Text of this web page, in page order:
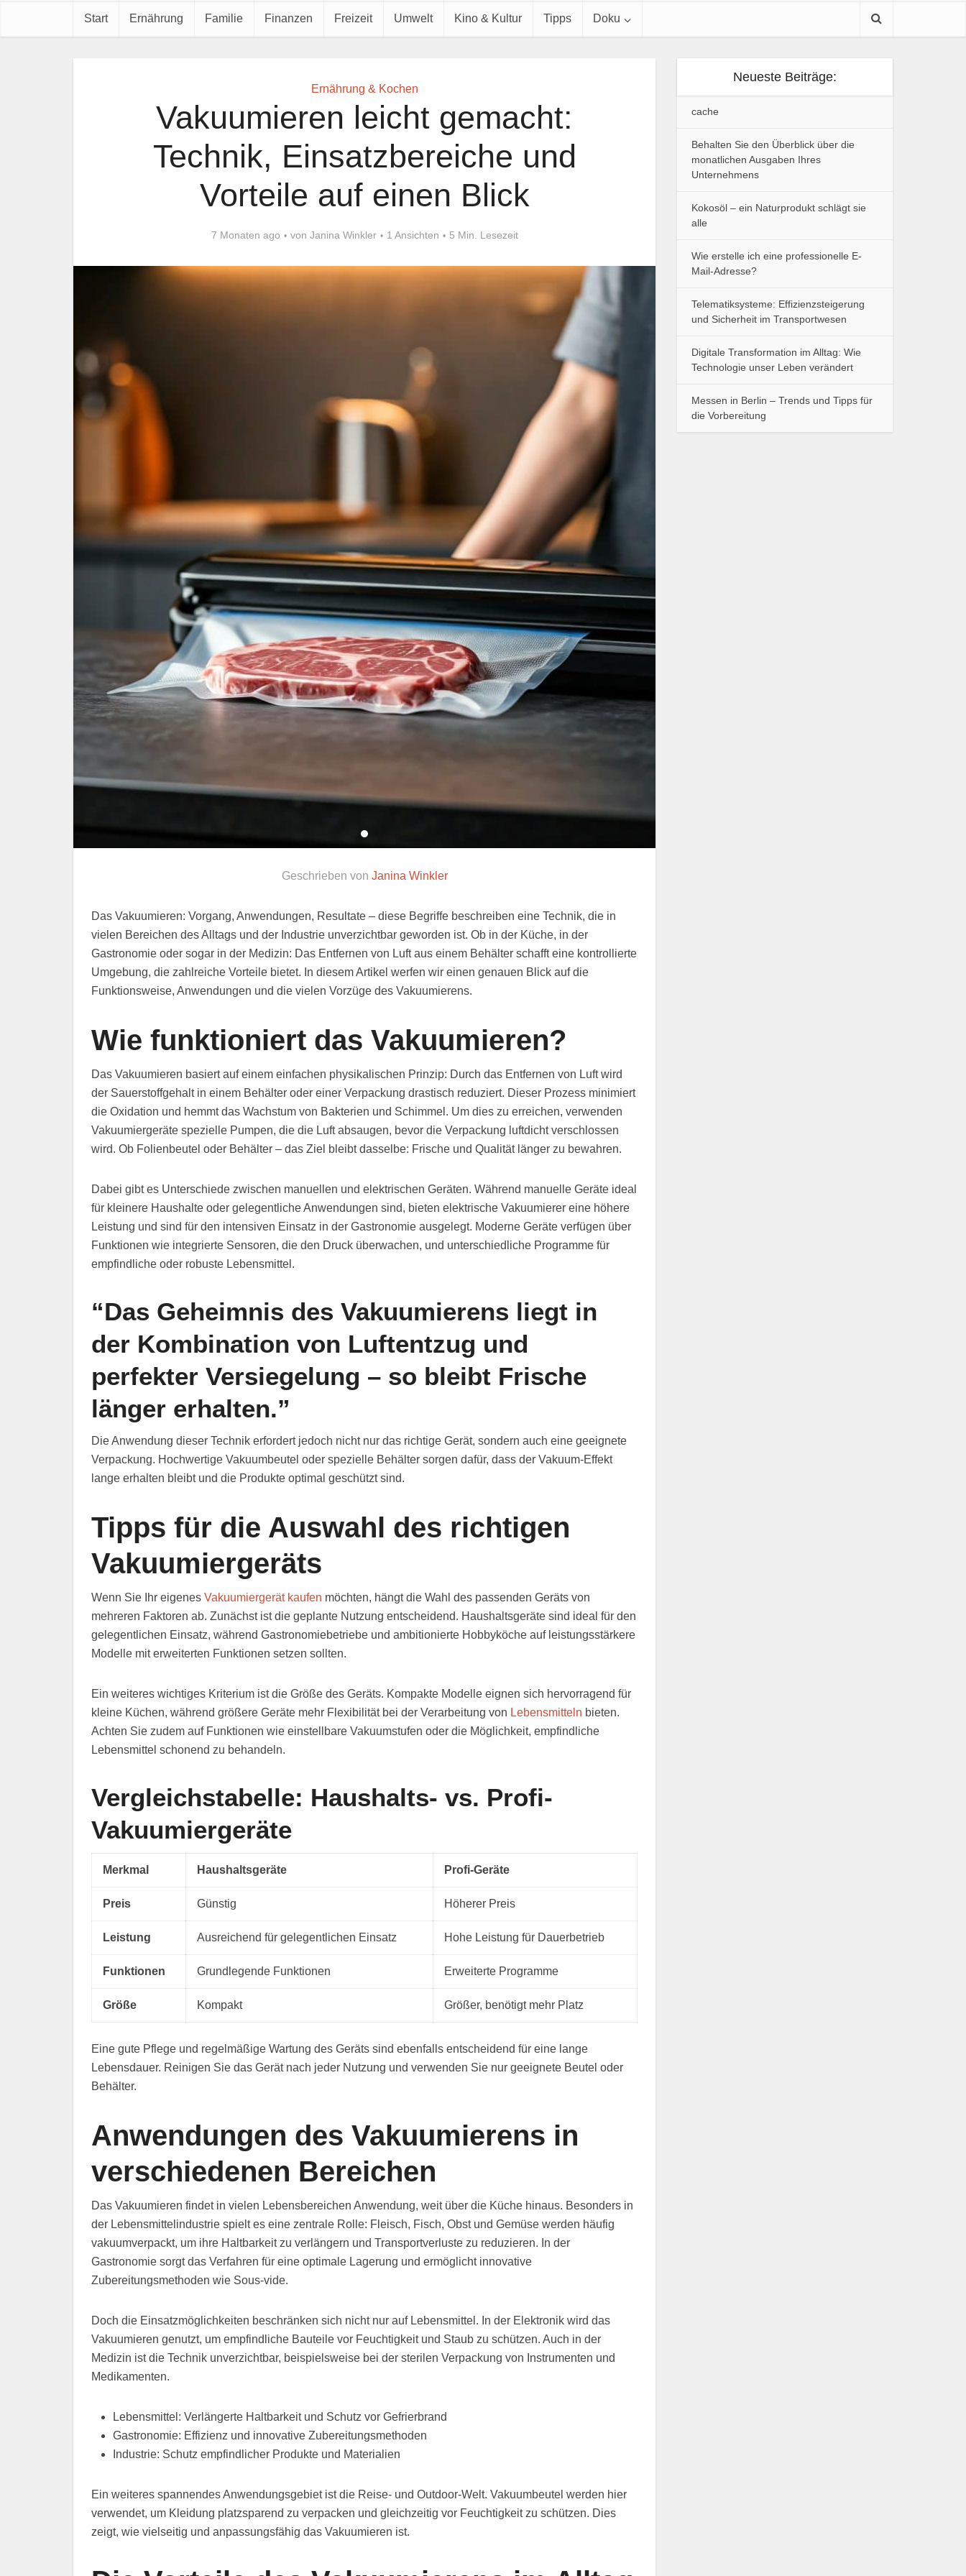
Start Ernährung Familie Finanzen Freizeit Umwelt Kino & Kultur Tipps Doku
Ernährung & Kochen
Vakuumieren leicht gemacht:
Technik, Einsatzbereiche und
Vorteile auf einen Blick
7 Monaten ago von Janina Winkler 1 Ansichten 5 Min. Lesezeit
Geschrieben von Janina Winkler
Das Vakuumieren: Vorgang, Anwendungen, Resultate – diese Begriffe beschreiben eine Technik, die in
vielen Bereichen des Alltags und der Industrie unverzichtbar geworden ist. Ob in der Küche, in der
Gastronomie oder sogar in der Medizin: Das Entfernen von Luft aus einem Behälter schafft eine kontrollierte
Umgebung, die zahlreiche Vorteile bietet. In diesem Artikel werfen wir einen genauen Blick auf die
Funktionsweise, Anwendungen und die vielen Vorzüge des Vakuumierens.
Wie funktioniert das Vakuumieren?
Das Vakuumieren basiert auf einem einfachen physikalischen Prinzip: Durch das Entfernen von Luft wird
der Sauerstoffgehalt in einem Behälter oder einer Verpackung drastisch reduziert. Dieser Prozess minimiert
die Oxidation und hemmt das Wachstum von Bakterien und Schimmel. Um dies zu erreichen, verwenden
Vakuumiergeräte spezielle Pumpen, die die Luft absaugen, bevor die Verpackung luftdicht verschlossen
wird. Ob Folienbeutel oder Behälter – das Ziel bleibt dasselbe: Frische und Qualität länger zu bewahren.
Dabei gibt es Unterschiede zwischen manuellen und elektrischen Geräten. Während manuelle Geräte ideal
für kleinere Haushalte oder gelegentliche Anwendungen sind, bieten elektrische Vakuumierer eine höhere
Leistung und sind für den intensiven Einsatz in der Gastronomie ausgelegt. Moderne Geräte verfügen über
Funktionen wie integrierte Sensoren, die den Druck überwachen, und unterschiedliche Programme für
empfindliche oder robuste Lebensmittel.
“Das Geheimnis des Vakuumierens liegt in
der Kombination von Luftentzug und
perfekter Versiegelung – so bleibt Frische
länger erhalten.”
Die Anwendung dieser Technik erfordert jedoch nicht nur das richtige Gerät, sondern auch eine geeignete
Verpackung. Hochwertige Vakuumbeutel oder spezielle Behälter sorgen dafür, dass der Vakuum-Effekt
lange erhalten bleibt und die Produkte optimal geschützt sind.
Tipps für die Auswahl des richtigen
Vakuumiergeräts
Wenn Sie Ihr eigenes Vakuumiergerät kaufen möchten, hängt die Wahl des passenden Geräts von
mehreren Faktoren ab. Zunächst ist die geplante Nutzung entscheidend. Haushaltsgeräte sind ideal für den
gelegentlichen Einsatz, während Gastronomiebetriebe und ambitionierte Hobbyköche auf leistungsstärkere
Modelle mit erweiterten Funktionen setzen sollten.
Ein weiteres wichtiges Kriterium ist die Größe des Geräts. Kompakte Modelle eignen sich hervorragend für
kleine Küchen, während größere Geräte mehr Flexibilität bei der Verarbeitung von Lebensmitteln bieten.
Achten Sie zudem auf Funktionen wie einstellbare Vakuumstufen oder die Möglichkeit, empfindliche
Lebensmittel schonend zu behandeln.
Vergleichstabelle: Haushalts- vs. Profi-
Vakuumiergeräte
Merkmal Haushaltsgeräte Profi-Geräte
Preis Günstig Höherer Preis
Leistung Ausreichend für gelegentlichen Einsatz Hohe Leistung für Dauerbetrieb
Funktionen Grundlegende Funktionen Erweiterte Programme
Größe Kompakt Größer, benötigt mehr Platz
Eine gute Pflege und regelmäßige Wartung des Geräts sind ebenfalls entscheidend für eine lange
Lebensdauer. Reinigen Sie das Gerät nach jeder Nutzung und verwenden Sie nur geeignete Beutel oder
Behälter.
Anwendungen des Vakuumierens in
verschiedenen Bereichen
Das Vakuumieren findet in vielen Lebensbereichen Anwendung, weit über die Küche hinaus. Besonders in
der Lebensmittelindustrie spielt es eine zentrale Rolle: Fleisch, Fisch, Obst und Gemüse werden häufig
vakuumverpackt, um ihre Haltbarkeit zu verlängern und Transportverluste zu reduzieren. In der
Gastronomie sorgt das Verfahren für eine optimale Lagerung und ermöglicht innovative
Zubereitungsmethoden wie Sous-vide.
Doch die Einsatzmöglichkeiten beschränken sich nicht nur auf Lebensmittel. In der Elektronik wird das
Vakuumieren genutzt, um empfindliche Bauteile vor Feuchtigkeit und Staub zu schützen. Auch in der
Medizin ist die Technik unverzichtbar, beispielsweise bei der sterilen Verpackung von Instrumenten und
Medikamenten.
Lebensmittel: Verlängerte Haltbarkeit und Schutz vor Gefrierbrand
Gastronomie: Effizienz und innovative Zubereitungsmethoden
Industrie: Schutz empfindlicher Produkte und Materialien
Ein weiteres spannendes Anwendungsgebiet ist die Reise- und Outdoor-Welt. Vakuumbeutel werden hier
verwendet, um Kleidung platzsparend zu verpacken und gleichzeitig vor Feuchtigkeit zu schützen. Dies
zeigt, wie vielseitig und anpassungsfähig das Vakuumieren ist.
Neueste Beiträge:
cache
Behalten Sie den Überblick über die
monatlichen Ausgaben Ihres
Unternehmens
Kokosöl – ein Naturprodukt schlägt sie
alle
Wie erstelle ich eine professionelle E-
Mail-Adresse?
Telematiksysteme: Effizienzsteigerung
und Sicherheit im Transportwesen
Digitale Transformation im Alltag: Wie
Technologie unser Leben verändert
Messen in Berlin – Trends und Tipps für
die Vorbereitung